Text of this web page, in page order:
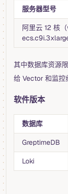
服务器型号
阿里云 12 核
其中数据库资源
给 Vector 和监控
软件版本
数据库
GreptimeDB
Loki